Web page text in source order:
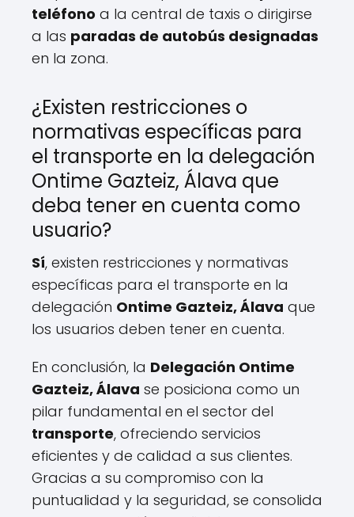
teléfono a la central de taxis o dirigirse
a las paradas de autobús designadas
en la zona.
¿Existen restricciones o
normativas específicas para
el transporte en la delegación
Ontime Gazteiz, Álava que
deba tener en cuenta como
usuario?
Sí, existen restricciones y normativas
específicas para el transporte en la
delegación Ontime Gazteiz, Álava que
los usuarios deben tener en cuenta.
En conclusión, la Delegación Ontime
Gazteiz, Álava se posiciona como un
pilar fundamental en el sector del
transporte, ofreciendo servicios
eficientes y de calidad a sus clientes.
Gracias a su compromiso con la
puntualidad y la seguridad, se consolida